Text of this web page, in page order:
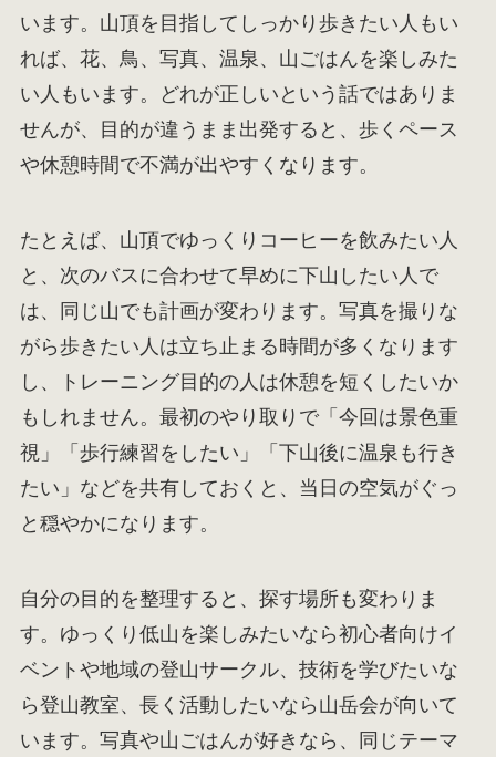
います。山頂を目指してしっかり歩きたい人もい
れば、花、鳥、写真、温泉、山ごはんを楽しみた
い人もいます。どれが正しいという話ではありま
せんが、目的が違うまま出発すると、歩くペース
や休憩時間で不満が出やすくなります。
たとえば、山頂でゆっくりコーヒーを飲みたい人
と、次のバスに合わせて早めに下山したい人で
は、同じ山でも計画が変わります。写真を撮りな
がら歩きたい人は立ち止まる時間が多くなります
し、トレーニング目的の人は休憩を短くしたいか
もしれません。最初のやり取りで「今回は景色重
視」「歩行練習をしたい」「下山後に温泉も行き
たい」などを共有しておくと、当日の空気がぐっ
と穏やかになります。
自分の目的を整理すると、探す場所も変わりま
す。ゆっくり低山を楽しみたいなら初心者向けイ
ベントや地域の登山サークル、技術を学びたいな
ら登山教室、長く活動したいなら山岳会が向いて
います。写真や山ごはんが好きなら、同じテーマ